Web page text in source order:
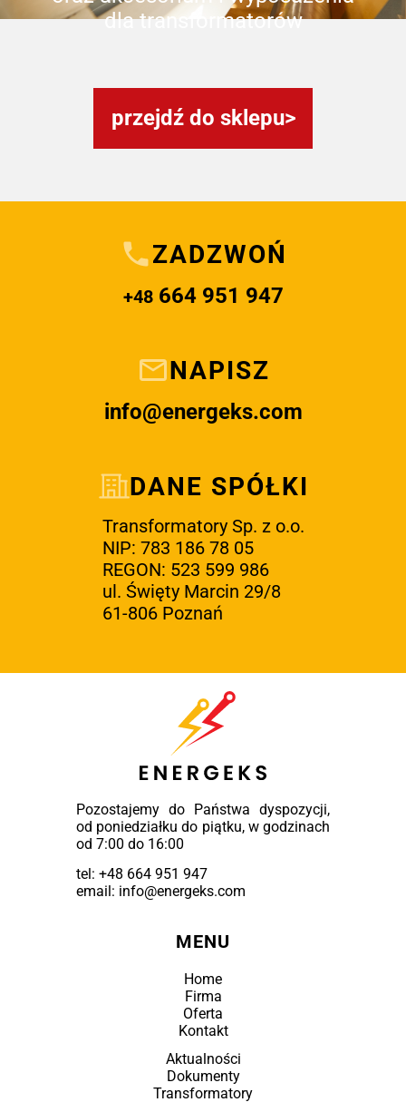
dla transformatorów
przejdź do sklepu
ZADZWOŃ
+48664 951 947
NAPISZ
info@energeks.com
DANE SPÓŁKI
Transformatory Sp. z o.o.
NIP: 783 186 78 05
REGON: 523 599 986
ul. Święty Marcin 29/8
61-806 Poznań
Pozostajemy do Państwa dyspozycji,
od poniedziałku do piątku, w godzinach
od 7:00 do 16:00
tel: +48 664 951 947
email: info@energeks.com
MENU
Home
Firma
Oferta
Kontakt
Aktualności
Dokumenty
Transformatory